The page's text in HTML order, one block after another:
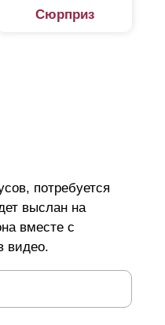
Сюрприз
потребуется
выслан на
вместе с
видео.